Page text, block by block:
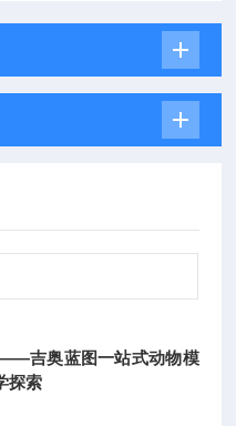
吉奥蓝图一站式动物模
探索